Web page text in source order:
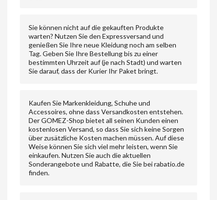
Sie können nicht auf die gekauften Produkte
warten? Nutzen Sie den Expressversand und
genießen Sie Ihre neue Kleidung noch am selben
Tag. Geben Sie Ihre Bestellung bis zu einer
bestimmten Uhrzeit auf (je nach Stadt) und warten
Sie darauf, dass der Kurier Ihr Paket bringt.
Kaufen Sie Markenkleidung, Schuhe und
Accessoires, ohne dass Versandkosten entstehen.
Der GOMEZ-Shop bietet all seinen Kunden einen
kostenlosen Versand, so dass Sie sich keine Sorgen
über zusätzliche Kosten machen müssen. Auf diese
Weise können Sie sich viel mehr leisten, wenn Sie
einkaufen. Nutzen Sie auch die aktuellen
Sonderangebote und Rabatte, die Sie bei rabatio.de
finden.